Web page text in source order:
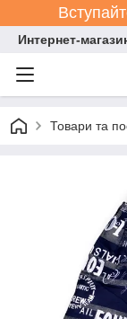
Интернет-
Товари та